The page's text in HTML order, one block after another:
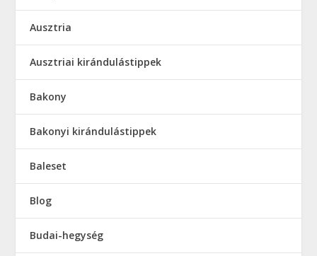
Ausztria
Ausztriai kirándulástippek
Bakony
Bakonyi kirándulástippek
Baleset
Blog
Budai-hegység